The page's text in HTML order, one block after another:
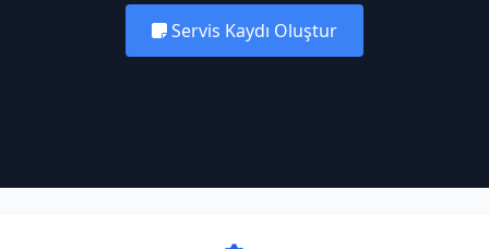
Servis Kaydı Oluştur